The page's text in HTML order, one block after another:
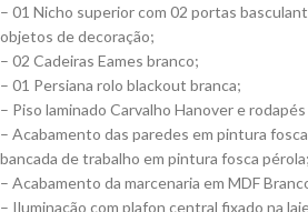
– 01 Nicho superior com 02 portas
objetos de decoração;
– 02 Cadeiras Eames branco;
– 01 Persiana rolo blackout branca;
– Piso laminado Carvalho Hanover e
– Acabamento das paredes em pintura
bancada de trabalho em pintura fosca pérola;
– Acabamento da marcenaria em MDF
– Iluminação com plafon central fixado na